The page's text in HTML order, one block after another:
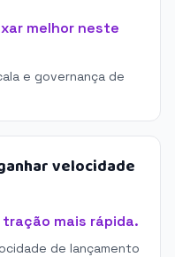
melhor neste
e governança de
velocidade
mais rápida.
de lançamento